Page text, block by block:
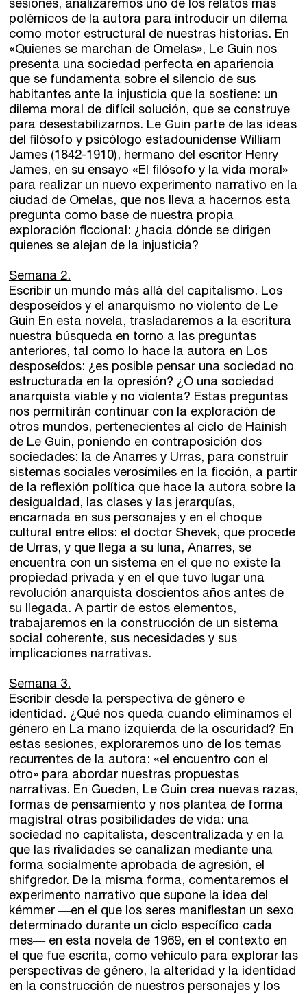
Dónde estamos
Sede central:
Cervantes nº21, entlo.
28014 Madrid
info@fuentetajaliteraria.com
Tel 91 531 15 09
WhatsApp 619 027 626
Horario de atención:
De lunes a viernes
de 10 a 15 y 17 a 20 horas
sesiones, analizaremos uno de los relatos más
polémicos de la autora para introducir un dilema
como motor estructural de nuestras historias. En
«Quienes se marchan de Omelas», Le Guin nos
presenta una sociedad perfecta en apariencia
que se fundamenta sobre el silencio de sus
habitantes ante la injusticia que la sostiene: un
dilema moral de difícil solución, que se construye
para desestabilizarnos. Le Guin parte de las ideas
del filósofo y psicólogo estadounidense William
James (1842-1910), hermano del escritor Henry
James, en su ensayo «El filósofo y la vida moral»
para realizar un nuevo experimento narrativo en la
ciudad de Omelas, que nos lleva a hacernos esta
pregunta como base de nuestra propia
exploración ficcional: ¿hacia dónde se dirigen
quienes se alejan de la injusticia?
Semana 2.
Escribir un mundo más allá del capitalismo. Los
desposeídos y el anarquismo no violento de Le
Guin En esta novela, trasladaremos a la escritura
nuestra búsqueda en torno a las preguntas
anteriores, tal como lo hace la autora en Los
desposeídos: ¿es posible pensar una sociedad no
estructurada en la opresión? ¿O una sociedad
anarquista viable y no violenta? Estas preguntas
nos permitirán continuar con la exploración de
otros mundos, pertenecientes al ciclo de Hainish
de Le Guin, poniendo en contraposición dos
sociedades: la de Anarres y Urras, para construir
sistemas sociales verosímiles en la ficción, a partir
de la reflexión política que hace la autora sobre la
desigualdad, las clases y las jerarquías,
encarnada en sus personajes y en el choque
cultural entre ellos: el doctor Shevek, que procede
de Urras, y que llega a su luna, Anarres, se
encuentra con un sistema en el que no existe la
propiedad privada y en el que tuvo lugar una
revolución anarquista doscientos años antes de
su llegada. A partir de estos elementos,
trabajaremos en la construcción de un sistema
social coherente, sus necesidades y sus
implicaciones narrativas.
Semana 3.
Escribir desde la perspectiva de género e
identidad. ¿Qué nos queda cuando eliminamos el
género en La mano izquierda de la oscuridad? En
estas sesiones, exploraremos uno de los temas
recurrentes de la autora: «el encuentro con el
otro» para abordar nuestras propuestas
narrativas. En Gueden, Le Guin crea nuevas razas,
formas de pensamiento y nos plantea de forma
magistral otras posibilidades de vida: una
sociedad no capitalista, descentralizada y en la
que las rivalidades se canalizan mediante una
forma socialmente aprobada de agresión, el
shifgredor. De la misma forma, comentaremos el
experimento narrativo que supone la idea del
kémmer ―en el que los seres manifiestan un sexo
determinado durante un ciclo específico cada
mes― en esta novela de 1969, en el contexto en
el que fue escrita, como vehículo para explorar las
perspectivas de género, la alteridad y la identidad
en la construcción de nuestros personajes y los